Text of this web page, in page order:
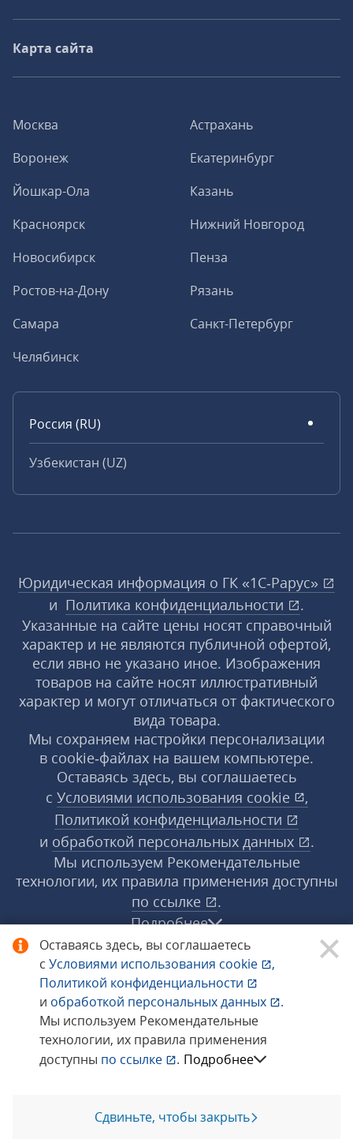
Оставаясь здесь, вы соглашаетесь
с Условиями использования cookie
,
Политикой конфиденциальности
и обработкой персональных данных
.
Мы используем Рекомендательные
технологии, их правила применения
доступны по ссылке . Подробнее
Сдвиньте, чтобы закрыть
Москва
Астрахань
Воронеж
Екатеринбург
Йошкар-Ола
Казань
Красноярск
Нижний Новгород
Новосибирск
Пенза
Ростов-на-Дону
Рязань
Самара
Санкт-Петербург
Челябинск
Россия (RU)
Узбекистан (UZ)
Карта сайта
Юридическая информация о ГК «1С‑Рарус»
и Политика конфиденциальности
.
Указанные на сайте цены носят справочный
характер и не являются публичной офертой,
если явно не указано иное. Изображения
товаров на сайте носят иллюстративный
характер и могут отличаться от фактического
вида товара.
Мы сохраняем настройки персонализации
в cookie‑файлах на вашем компьютере.
Оставаясь здесь, вы соглашаетесь
с Условиями использования cookie
,
Политикой конфиденциальности
и обработкой персональных данных
.
Мы используем Рекомендательные
технологии, их правила применения доступны
по ссылке
.
Подробнее
© 1998−2026 «1С‑Рарус» ®. Все права
защищены.
Сообщить об ошибке
Позвоните мне